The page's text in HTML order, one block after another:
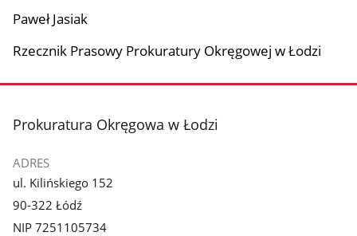
Paweł Jasiak
Rzecznik Prasowy Prokuratury Okręgowej w Łodzi
stopka
Prokuratura Okręgowa w Łodzi
ADRES
ul. Kilińskiego 152
90-322 Łódź
NIP 7251105734